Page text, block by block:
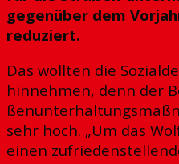
gegenüber dem
reduziert.
Das wollten die
hinnehmen, denn der
sehr hoch. „Um das
einen